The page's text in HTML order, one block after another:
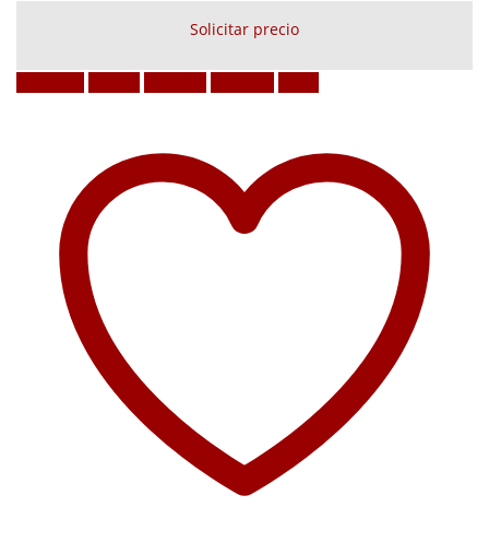
Solicitar precio